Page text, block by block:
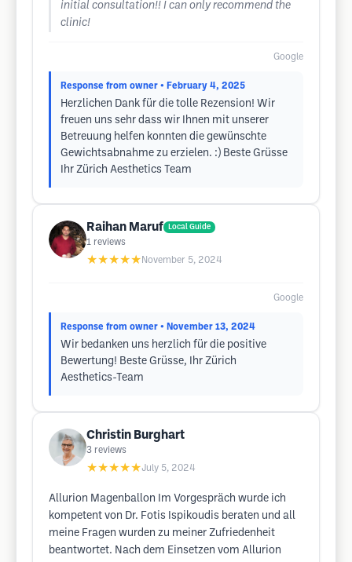
initial consultation!! I can only recommend the
clinic!
Google
Response from owner • February 4, 2025
Herzlichen Dank für die tolle Rezension! Wir
freuen uns sehr dass wir Ihnen mit unserer
Betreuung helfen konnten die gewünschte
Gewichtsabnahme zu erzielen. :) Beste Grüsse
Ihr Zürich Aesthetics Team
Raihan Maruf Local Guide
1 reviews
★★★★★ November 5, 2024
Google
Response from owner • November 13, 2024
Wir bedanken uns herzlich für die positive
Bewertung! Beste Grüsse, Ihr Zürich
Aesthetics-Team
Christin Burghart
3 reviews
★★★★★July 5, 2024
Allurion Magenballon Im Vorgespräch wurde ich
kompetent von Dr. Fotis Ispikoudis beraten und all
meine Fragen wurden zu meiner Zufriedenheit
beantwortet. Nach dem Einsetzen vom Allurion